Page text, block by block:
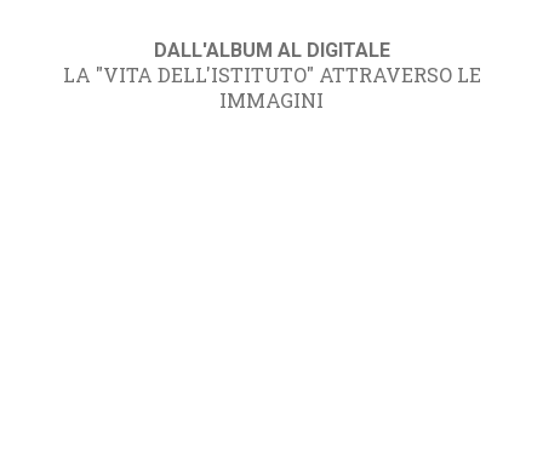
DALL'ALBUM AL DIGITALE
LA "VITA DELL'ISTITUTO" ATTRAVERSO LE
IMMAGINI